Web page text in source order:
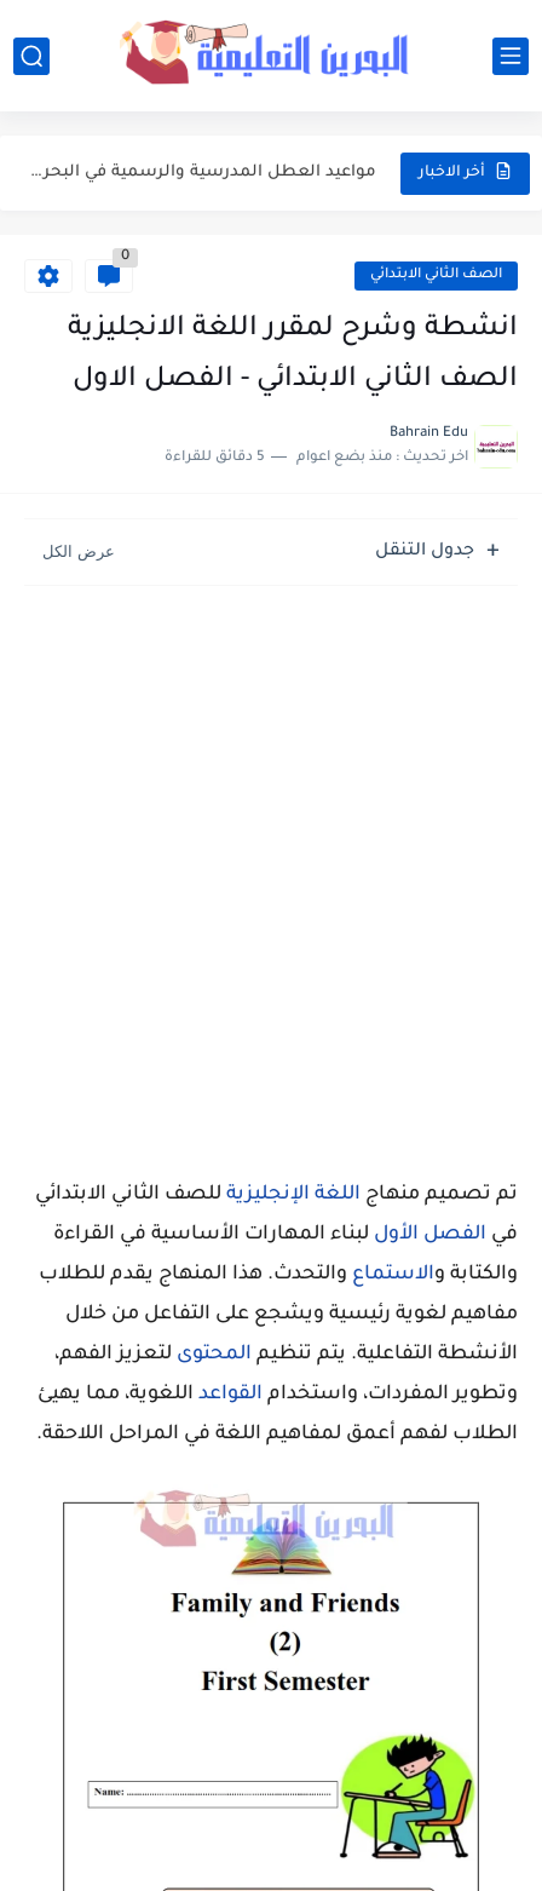
أخر الاخبار
أفضل النصائح لإدارة ميزانية الأسرة عند شراء مستلزمات المدرسة
مواعيد العطل المدرسية والرسمية في البحرين خلال العام الدراسي 2026-2027
مواعيد بداية ونهاية الفصول الدراسية في البحرين للعام الدراسي 2026-2027 الصف الثاني الابتدائي
0
انشطة وشرح لمقرر اللغة الانجليزية
الصف الثاني الابتدائي - الفصل الاول
Bahrain Edu
اخر تحديث : منذ بضع اعوام 5 دقائق للقراءة
جدول التنقل
تم تصميم منهاج اللغة الإنجليزية للصف الثاني الابتدائي
في الفصل الأول لبناء المهارات الأساسية في القراءة
والكتابة والاستماع والتحدث. هذا المنهاج يقدم للطلاب
مفاهيم لغوية رئيسية ويشجع على التفاعل من خلال
الأنشطة التفاعلية. يتم تنظيم المحتوى لتعزيز الفهم،
وتطوير المفردات، واستخدام القواعد اللغوية، مما يهيئ
الطلاب لفهم أعمق لمفاهيم اللغة في المراحل اللاحقة.